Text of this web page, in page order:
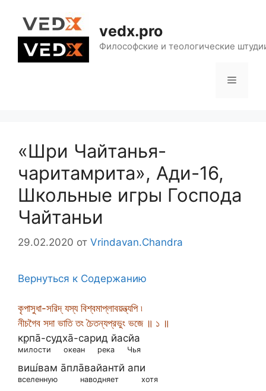
содержимому
vedx.pro
Философские и теологические
Меню
«Шри Чайтанья-
чаритамрита», Ади-16,
Школьные игры Господа
Чайтаньи
29.02.2020 от Vrindavan.Chandra
Вернуться к Содержанию
কৃপাসুধা-সরিদ্ যস্য বিশ্বমাপ্লাবয়ন্ত্যপি ৷
নীচগৈব সদা ভাতি তং চৈতন্যপ্রভুং ভজে ॥ ১ ॥
кр̣па̄-судха̄-сарид йасйа
милости океан река Чья
виш́вам а̄пла̄вайантй апи
вселенную наводняет хотя